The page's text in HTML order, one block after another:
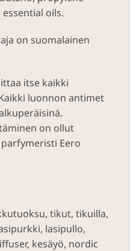
oils.
on suomalainen
itse kaikki
luonnon antimet
on ollut
Eero
tikut, tikuilla,
lasipullo,
kesäyö, nordic